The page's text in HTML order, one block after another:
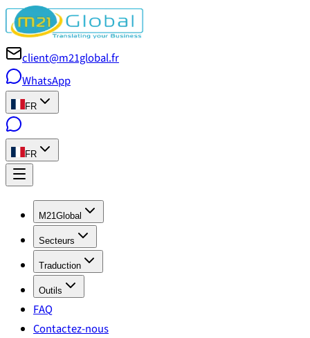
client@m21global.fr
WhatsApp
FR
FR
M21Global
Secteurs
Traduction
Outils
FAQ
Contactez-nous